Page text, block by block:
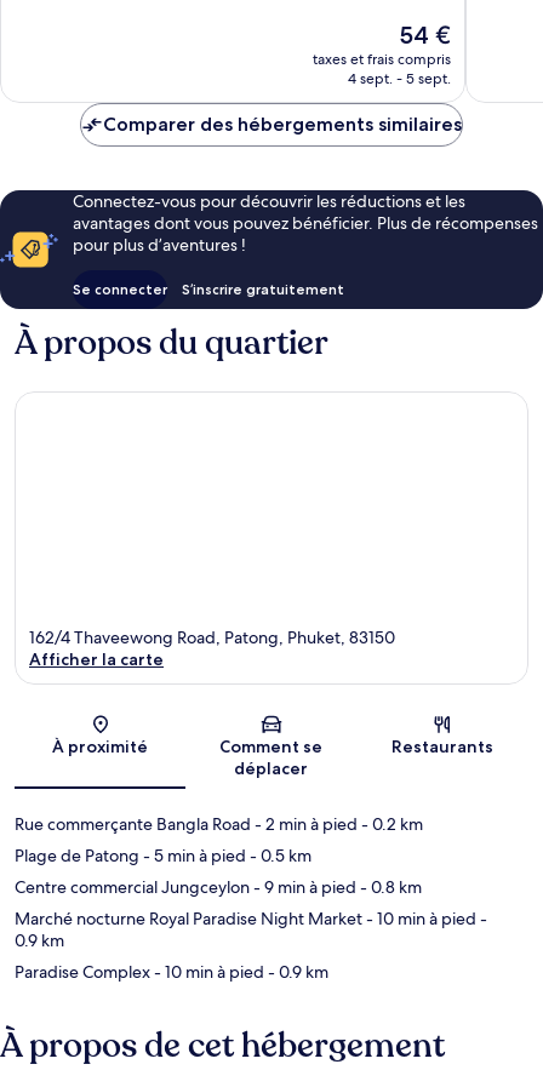
Le
nouveau
prix
de
54 €
taxes et frais compris
4 sept. - 5 sept.
Comparer des hébergements similaires
Connectez-vous pour découvrir les réductions et les
avantages dont vous pouvez bénéficier. Plus de récompenses
pour plus d’aventures !
Se connecter S’inscrire gratuitement
À propos du quartier
Carte
162/4 Thaveewong Road, Patong, Phuket, 83150
Afficher la carte
À proximité
Comment se
déplacer
Restaurants
Rue commerçante Bangla Road - 2 min à pied - 0.2 km
Plage de Patong - 5 min à pied - 0.5 km
Centre commercial Jungceylon- 9 min à pied - 0.8 km
Marché nocturne Royal Paradise Night Market- 10 min à pied -
0.9 km
Paradise Complex- 10 min à pied - 0.9 km
À propos de cet hébergement